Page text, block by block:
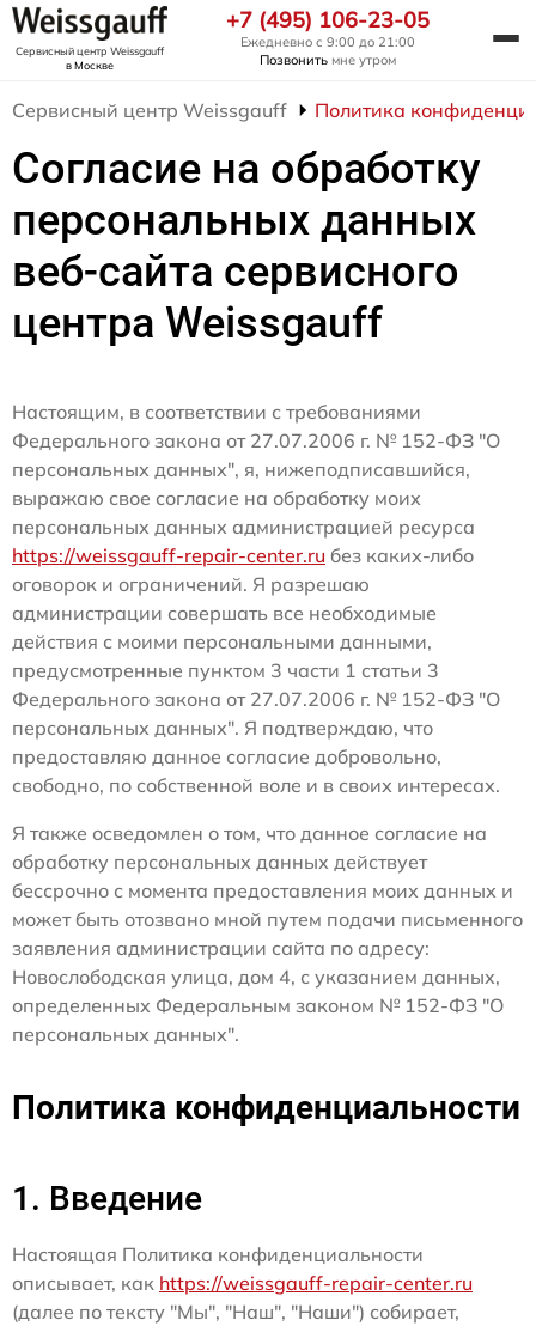
Сервисный центр Weissgauff
в Москве
+7 (495) 106-23-05
Ежедневно с 9:00 до 21:00
Позвонить мне утром
Сервисный центр Weissgauff Политика
Согласие на обработку
персональных данных
веб-сайта сервисного
центра Weissgauff
Настоящим, в соответствии с требованиями
Федерального закона от 27.07.2006 г. № 152-ФЗ "О
персональных данных", я, нижеподписавшийся,
выражаю свое согласие на обработку моих
персональных данных администрацией ресурса
https://weissgauff-repair-center.ru без каких-либо
оговорок и ограничений. Я разрешаю
администрации совершать все необходимые
действия с моими персональными данными,
предусмотренные пунктом 3 части 1 статьи 3
Федерального закона от 27.07.2006 г. № 152-ФЗ "О
персональных данных". Я подтверждаю, что
предоставляю данное согласие добровольно,
свободно, по собственной воле и в своих интересах.
Я также осведомлен о том, что данное согласие на
обработку персональных данных действует
бессрочно с момента предоставления моих данных и
может быть отозвано мной путем подачи письменного
заявления администрации сайта по адресу:
Новослободская улица, дом 4, с указанием данных,
определенных Федеральным законом № 152-ФЗ "О
персональных данных".
Политика конфиденциальности
1. Введение
Настоящая Политика конфиденциальности
описывает, как https://weissgauff-repair-center.ru
(далее по тексту "Мы", "Наш", "Наши") собирает,